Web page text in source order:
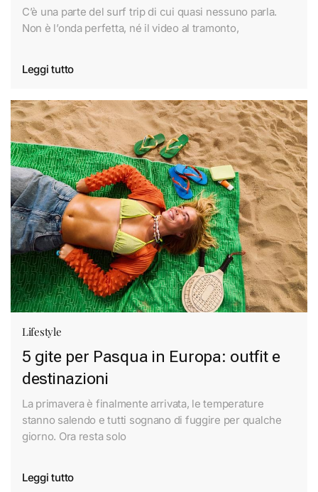
C’è una parte del surf trip di cui quasi nessuno parla.
Non è l’onda perfetta, né il video al tramonto,
Leggi tutto
Lifestyle
5 gite per Pasqua in Europa: outfit e
destinazioni
La primavera è finalmente arrivata, le temperature
stanno salendo e tutti sognano di fuggire per qualche
giorno. Ora resta solo
Leggi tutto